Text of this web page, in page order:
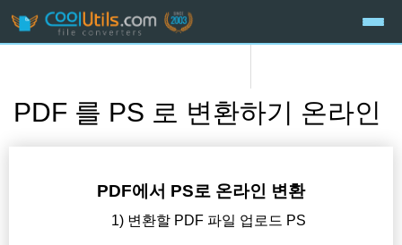
PDF 를 PS 로 변환하기 온라인
PDF에서 PS로 온라인 변환
1) 변환할 PDF 파일 업로드 PS